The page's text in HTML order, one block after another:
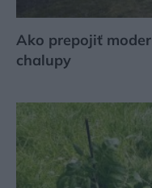
Ako prepojiť
chalupy